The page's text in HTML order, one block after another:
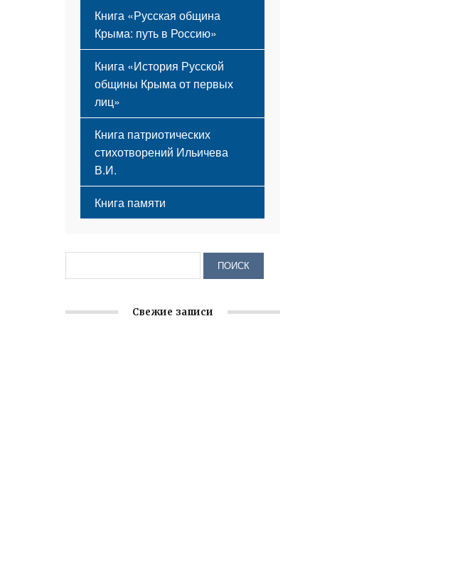
Книга «Русская община
Крыма: путь в Россию»
Книга «История Русской
общины Крыма от первых
лиц»
Книга патриотических
стихотворений Ильичева
В.И.
Книга памяти
Свежие записи